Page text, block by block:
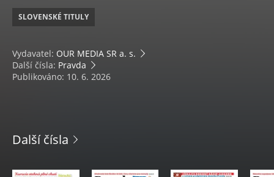
SLOVENSKÉ TITULY
Vydavatel: OUR MEDIA SR a. s.
Další čísla: Pravda
Publikováno: 10. 6. 2026
Další čísla